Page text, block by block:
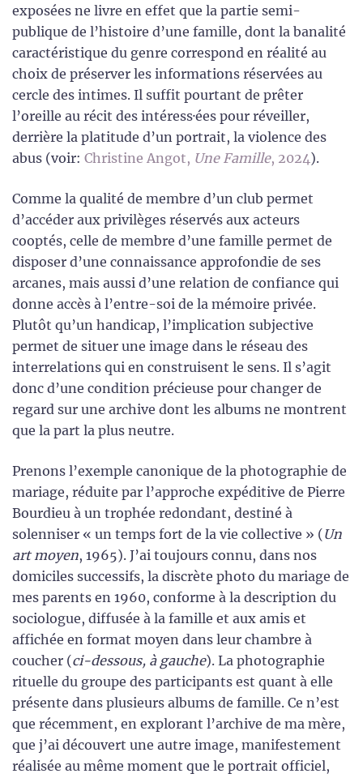
exposées ne livre en effet que la partie semi-
publique de l’histoire d’une famille, dont la banalité
caractéristique du genre correspond en réalité au
choix de préserver les informations réservées au
cercle des intimes. Il suffit pourtant de prêter
l’oreille au récit des intéress·ées pour réveiller,
derrière la platitude d’un portrait, la violence des
abus (voir: Christine Angot, Une Famille, 2024).
Comme la qualité de membre d’un club permet
d’accéder aux privilèges réservés aux acteurs
cooptés, celle de membre d’une famille permet de
disposer d’une connaissance approfondie de ses
arcanes, mais aussi d’une relation de confiance qui
donne accès à l’entre-soi de la mémoire privée.
Plutôt qu’un handicap, l’implication subjective
permet de situer une image dans le réseau des
interrelations qui en construisent le sens. Il s’agit
donc d’une condition précieuse pour changer de
regard sur une archive dont les albums ne montrent
que la part la plus neutre.
Prenons l’exemple canonique de la photographie de
mariage, réduite par l’approche expéditive de Pierre
Bourdieu à un trophée redondant, destiné à
solenniser « un temps fort de la vie collective » (Un
art moyen, 1965). J’ai toujours connu, dans nos
domiciles successifs, la discrète photo du mariage de
mes parents en 1960, conforme à la description du
sociologue, diffusée à la famille et aux amis et
affichée en format moyen dans leur chambre à
coucher (ci-dessous, à gauche). La photographie
rituelle du groupe des participants est quant à elle
présente dans plusieurs albums de famille. Ce n’est
que récemment, en explorant l’archive de ma mère,
que j’ai découvert une autre image, manifestement
réalisée au même moment que le portrait officiel,